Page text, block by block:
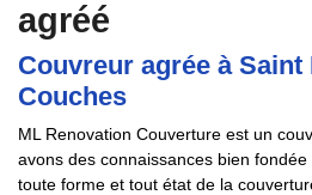
agréé
Couvreur agrée à Saint
Couches
ML Renovation Couverture est un
avons des connaissances bien
toute forme et tout état de la